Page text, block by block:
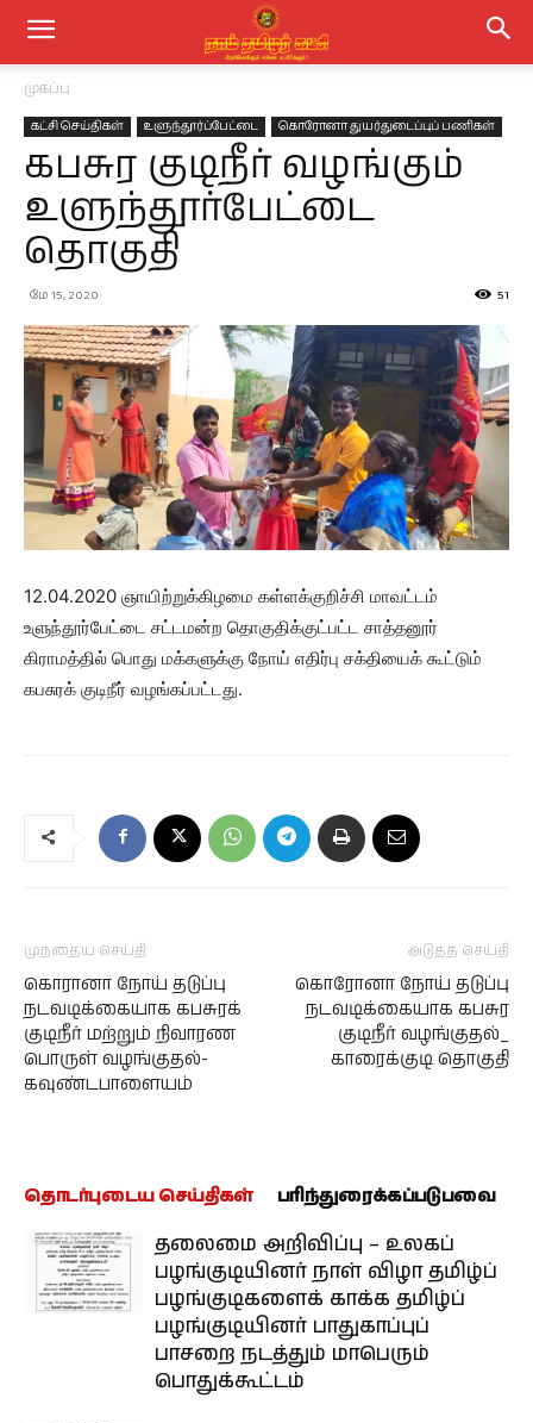
முகப்பு
கட்சி செய்திகள் உளுந்தூர்ப்பேட்டை கொரோனா துயர்துடைப்புப் பணிகள்
கபசுர குடிநீர் வழங்கும்
உளுந்தூர்பேட்டை
தொகுதி
மே 15, 2020 51
12.04.2020 ஞாயிற்றுக்கிழமை கள்ளக்குறிச்சி மாவட்டம்
உளுந்தூர்பேட்டை சட்டமன்ற தொகுதிக்குட்பட்ட சாத்தனூர்
கிராமத்தில் பொது மக்களுக்கு நோய் எதிர்பு சக்தியைக் கூட்டும்
கபசுரக் குடிநீர் வழங்கப்பட்டது.
முந்தைய செய்தி
கொரானா நோய் தடுப்பு
நடவடிக்கையாக கபசுரக்
குடிநீர் மற்றும் நிவாரண
பொருள் வழங்குதல்-
கவுண்டபாளையம்
அடுத்த செய்தி
கொரோனா நோய் தடுப்பு
நடவடிக்கையாக கபசுர
குடிநீர் வழங்குதல்_
காரைக்குடி தொகுதி
தொடர்புடைய செய்திகள் பரிந்துரைக்கப்படுபவை
தலைமை அறிவிப்பு – உலகப்
பழங்குடியினர் நாள் விழா தமிழ்ப்
பழங்குடிகளைக் காக்க தமிழ்ப்
பழங்குடியினர் பாதுகாப்புப்
பாசறை நடத்தும் மாபெரும்
பொதுக்கூட்டம்